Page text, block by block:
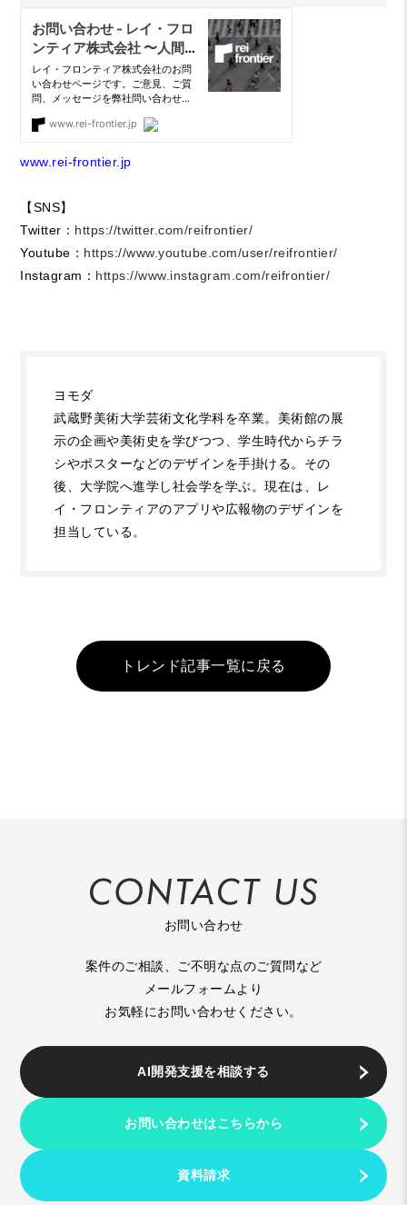
www.rei-frontier.jp
【SNS】
Twitter： https://twitter.com/reifrontier/
Youtube： https://www.youtube.com/user/reifrontier/
Instagram： https://www.instagram.com/reifrontier/
ヨモダ
武蔵野美術大学芸術文化学科を卒業。美術館の展
示の企画や美術史を学びつつ、学生時代からチラ
シやポスターなどのデザインを手掛ける。その
後、大学院へ進学し社会学を学ぶ。現在は、レ
イ・フロンティアのアプリや広報物のデザインを
担当している。
トレンド記事一覧に戻る
お問い合わせ
案件のご相談、ご不明な点のご質問など
メールフォームより
お気軽にお問い合わせください。
AI開発支援を相談する
お問い合わせはこちらから
資料請求